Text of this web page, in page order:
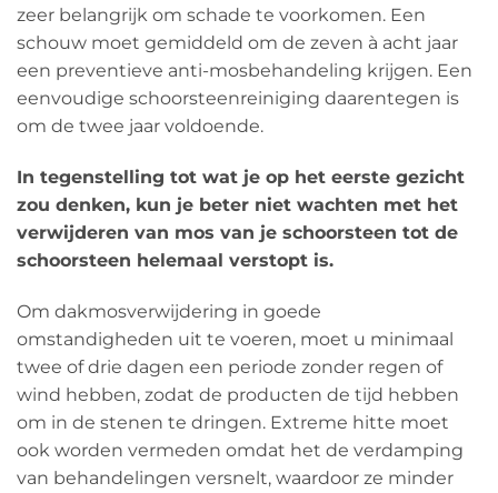
zeer belangrijk om schade te voorkomen. Een
schouw moet gemiddeld om de zeven à acht jaar
een preventieve anti-mosbehandeling krijgen. Een
eenvoudige schoorsteenreiniging daarentegen is
om de twee jaar voldoende.
In tegenstelling tot wat je op het eerste gezicht
zou denken, kun je beter niet wachten met het
verwijderen van mos van je schoorsteen tot de
schoorsteen helemaal verstopt is.
Om dakmosverwijdering in goede
omstandigheden uit te voeren, moet u minimaal
twee of drie dagen een periode zonder regen of
wind hebben, zodat de producten de tijd hebben
om in de stenen te dringen. Extreme hitte moet
ook worden vermeden omdat het de verdamping
van behandelingen versnelt, waardoor ze minder